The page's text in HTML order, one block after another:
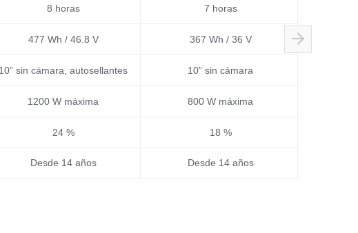
8 horas
477 Wh / 46.8 V
10” sin cámara, autosellantes
1200 W máxima
24 %
Desde 14 años
7 horas
367 Wh / 36 V
10” sin cámara
800 W máxima
18 %
Desde 14 años
46,8 V, 597